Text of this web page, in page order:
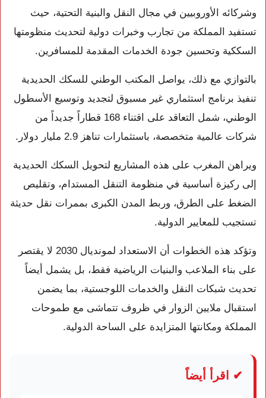
وشركائه الأوروبيين في مجال النقل والبنية التحتية، حيث
تستفيد المملكة من تجارب وخبرات دولية لتحديث منظومتها
السككية وتحسين جودة الخدمات المقدمة للمسافرين.
بالتوازي مع ذلك، يواصل المكتب الوطني للسكك الحديدية
تنفيذ برنامج استثماري غير مسبوق لتجديد وتوسيع الأسطول
الوطني، شمل التعاقد على اقتناء 168 قطاراً جديداً من
شركات عالمية متخصصة، باستثمارات تناهز 2.9 مليار دولار.
ويراهن المغرب على هذه المشاريع لتحويل السكك الحديدية
إلى ركيزة أساسية في منظومة التنقل المستدام، وتقليص
الضغط على الطرق، وربط المدن الكبرى بممرات نقل حديثة
تستجيب للمعايير الدولية.
وتؤكد هذه الخطوات أن الاستعداد لمونديال 2030 لا يقتصر
على بناء الملاعب والبنيات الرياضية فقط، بل يشمل أيضاً
تحديث شبكات النقل والخدمات اللوجستية، بما يضمن
استقبال ملايين الزوار في ظروف تتماشى مع طموحات
المملكة ومكانتها المتزايدة على الساحة الدولية.
✔ اقرأ أيضاً